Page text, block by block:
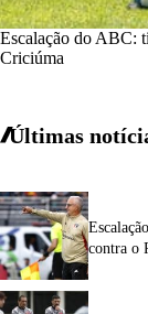
Escalação do ABC:
Criciúma
Últimas
contra o